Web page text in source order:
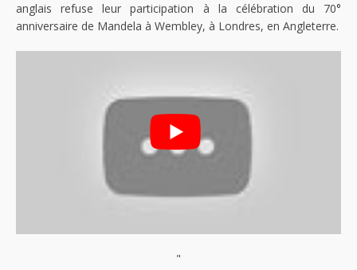
anglais refuse leur participation à la célébration du 70°
anniversaire de Mandela à Wembley, à Londres, en Angleterre.
"